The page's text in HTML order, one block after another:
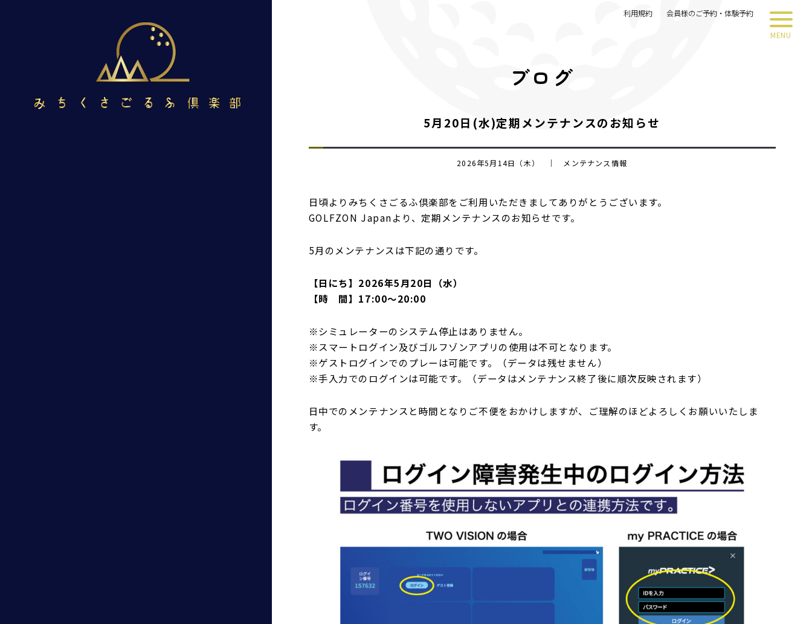
利用規約 会員様のご予約・体験予約
MENU
ブログ
5月20日(水)定期メンテナンスのお知らせ
2026年5月14日（木） ｜ メンテナンス情報
日頃よりみちくさごるふ倶楽部をご利用いただきましてありがとうございます。
GOLFZON Japanより、定期メンテナンスのお知らせです。
5月のメンテナンスは下記の通りです。
【日にち】2026年5月20日（水）
【時 間】17:00～20:00
※シミュレーターのシステム停止はありません。
※スマートログイン及びゴルフゾンアプリの使用は不可となります。
※ゲストログインでのプレーは可能です。（データは残せません）
※手入力でのログインは可能です。（データはメンテナンス終了後に順次反映されます）
日中でのメンテナンスと時間となりご不便をおかけしますが、ご理解のほどよろしくお願いいたしま
す。